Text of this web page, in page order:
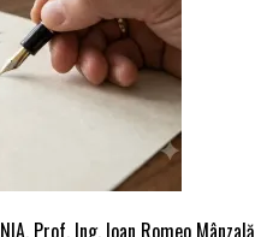
Prof. Ing. Ioan Romeo Mânzală